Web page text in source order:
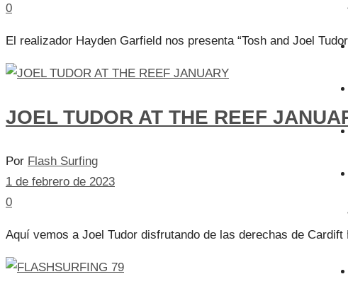
0
El realizador Hayden Garfield nos presenta “Tosh and Joel
JOEL TUDOR AT THE REEF
Por Flash Surfing
1 de febrero de 2023
0
Aquí vemos a Joel Tudor disfrutando de las derechas de